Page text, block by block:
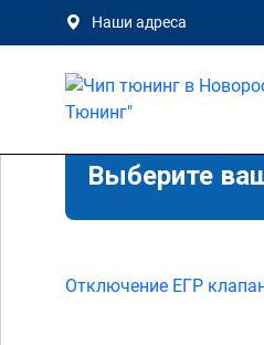
Наши адреса
Выберите
Отключение ЕГР